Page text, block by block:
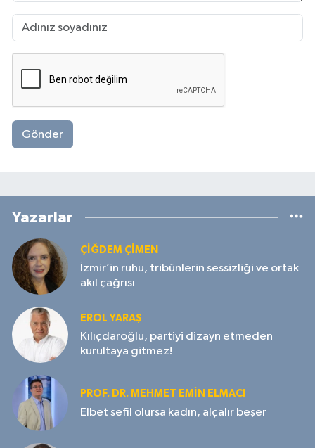
Gönder
Yazarlar
ÇIĞDEM ÇIMEN
İzmir’in ruhu, tribünlerin sessizliği ve ortak
akıl çağrısı
EROL YARAŞ
Kılıçdaroğlu, partiyi dizayn etmeden
kurultaya gitmez!
PROF. DR. MEHMET EMIN ELMACI
Elbet sefil olursa kadın, alçalır beşer